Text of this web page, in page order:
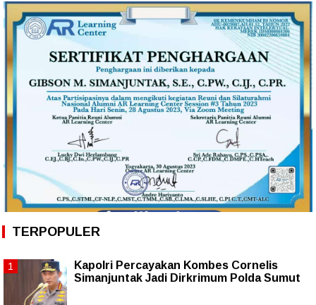
TERPOPULER
Kapolri Percayakan Kombes Cornelis
Simanjuntak Jadi Dirkrimum Polda Sumut